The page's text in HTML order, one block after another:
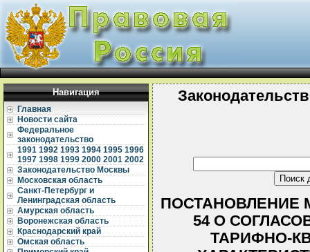
Навигация
Главная
Новости сайта
Федеральное
законодательство
1991 1992 1993 1994 1995 1996
1997 1998 1999 2000 2001 2002
Законодательство Москвы
Московская область
Санкт-Петербург и
Ленинградская область
Амурская область
Воронежская область
Краснодарский край
Омская область
ПОСТАНОВЛЕНИЕ
54 О
ТАРИФНО-